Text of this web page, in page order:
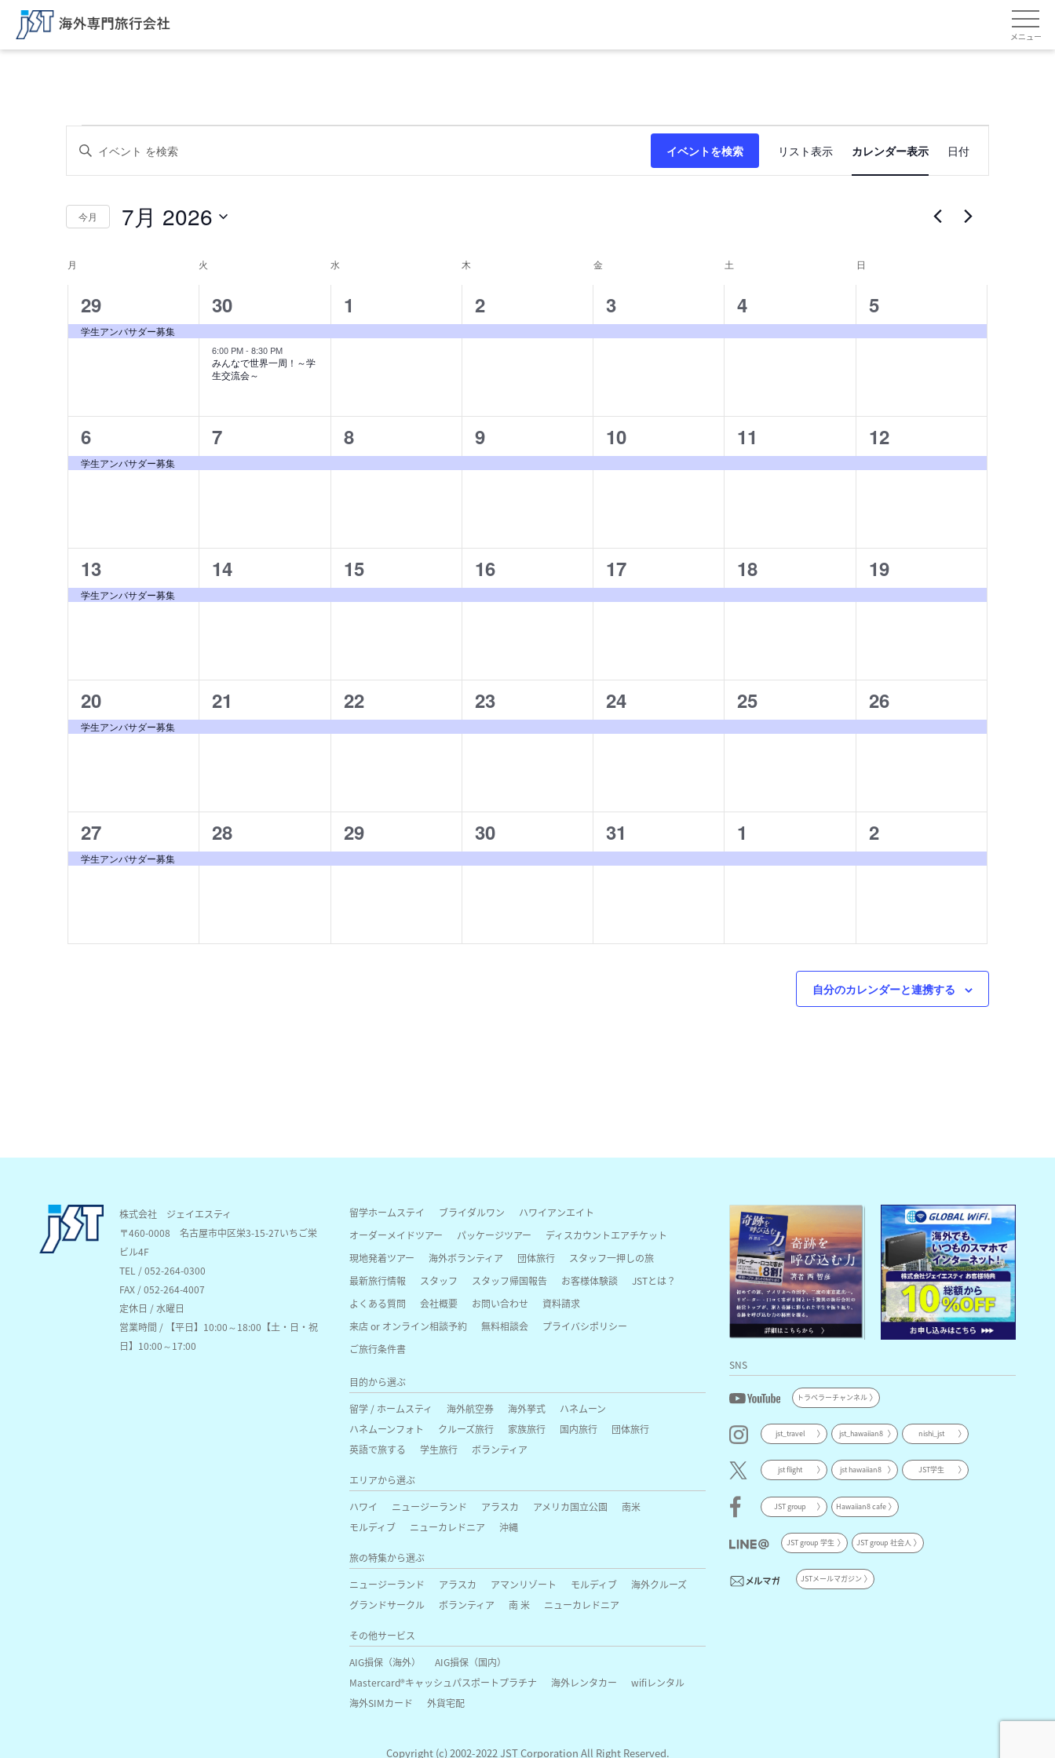
メニュー
イ
ベ
ン
ト
ベ
ン
ト
を
索
し
て
ナ
ー
シ
ョ
ン
示
ワ
ド
入
し
さ
い。
ベ
ン
し
す。
イベントを検索
ベ
ー
シ
ョ
リスト表示 カレンダー表示 日付
今月 7月 2026
イ
ベ
ン
ト
ー
月 火 水 木 金 土 日
1
イ
ト,
29
学生アンバサダー募集
2
イ
ベ
ン
ト,
30
6:00 PM-8:30 PM
みんなで世界一周！～学
生交流会～
1
イ
ト,
1
1
イ
ト,
2
1
イ
ト,
3
1
イ
ト,
4
1
イ
ト,
5
1
イ
ト,
6
学生アンバサダー募集
1
イ
ト,
7
1
イ
ト,
8
1
イ
ト,
9
1
イ
ト,
10
1
イ
ト,
11
1
イ
ト,
12
1
イ
ト,
13
学生アンバサダー募集
1
イ
ト,
14
1
イ
ト,
15
1
イ
ト,
16
1
イ
ト,
17
1
イ
ト,
18
1
イ
ト,
19
1
イ
ト,
20
学生アンバサダー募集
1
イ
ト,
21
1
イ
ト,
22
1
イ
ト,
23
1
イ
ト,
24
1
イ
ト,
25
1
イ
ト,
26
1
イ
ト,
27
学生アンバサダー募集
1
イ
ト,
28
1
イ
ト,
29
1
イ
ト,
30
1
イ
ト,
31
1
イ
ト,
1
1
イ
ト,
2
自分のカレンダーと連携する
株式会社 ジェイエスティ
〒460-0008名古屋市中区栄3-15-27いちご栄
ビル4F
TEL / 052-264-0300
FAX / 052-264-4007
定休日 / 水曜日
営業時間 / 【平日】10:00～18:00【土・日・祝
日】10:00～17:00
留学ホームステイ ブライダルワン
ハワイアンエイト
オーダーメイドツアー
パッケージツアー
ディスカウントエアチケット
現地発着ツアー
海外ボランティア 団体旅行
スタッフ一押しの旅
最新旅行情報
スタッフ スタッフ帰国報告 お客様体験談
JSTとは？
よくある質問
会社概要 お問い合わせ
資料請求
来店 or オンライン相談予約
無料相談会
プライバシポリシー
ご旅行条件書
目的から選ぶ
留学 / ホームスティ
海外航空券 海外挙式
ハネムーン
ハネムーンフォト
クルーズ旅行 家族旅行 国内旅行
団体旅行
英語で旅する
学生旅行 ボランティア
エリアから選ぶ
ハワイ
ニュージーランド アラスカ アメリカ国立公園
南米
モルディブ
ニューカレドニア 沖縄
旅の特集から選ぶ
ニュージーランド
アラスカ アマンリゾート モルディブ
海外クルーズ
グランドサークル
ボランティア 南 米 ニューカレドニア
その他サービス
AIG損保（海外）
AIG損保（国内）
Mastercard®キャッシュパスポートプラチナ
海外レンタカー
wifiレンタル
海外SIMカード
外貨宅配
SNS
トラベラーチャンネル
jst_travel jst_hawaiian8 nishi_jst
jst flight jst hawaiian8 JST学生
JST group Hawaiian8 cafe
JST group 学生 JST group 社会人
JSTメールマガジン
Copyright (c) 2002-2022 JST Corporation All Right Reserved.